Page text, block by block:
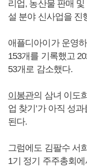
리업, 농산물 판매
설 분야 신사업을 진
애플디아이가 운영
153개를 기록했고
53개로 감소했다.
이봉관의 삼녀 이도
업 찾기’가 아직 성
된다.
그럼에도 김팔수 서
1기 정기 주주총회